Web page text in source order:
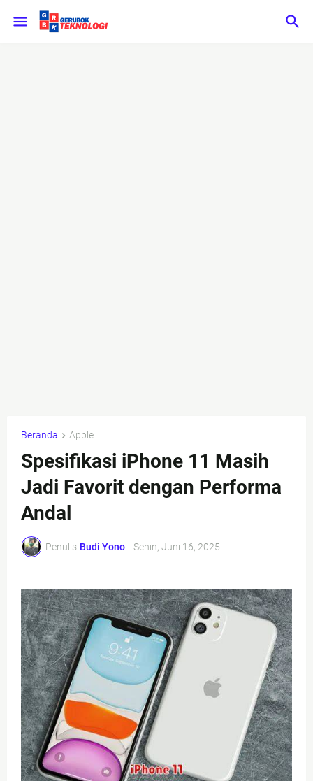
Beranda Apple
Spesifikasi iPhone 11 Masih
Jadi Favorit dengan Performa
Andal
Penulis Budi Yono - Senin, Juni 16, 2025